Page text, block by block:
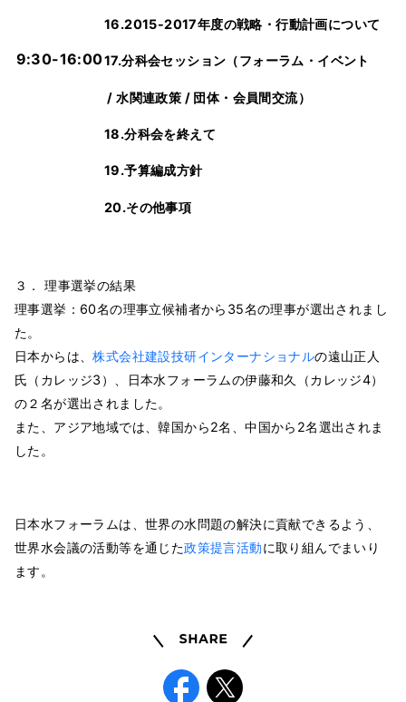
9:30-16:00
16.2015-2017年度の戦略・行動計画について
17.分科会セッション（フォーラム・イベント
/ 水関連政策 / 団体・会員間交流）
18.分科会を終えて
19.予算編成方針
20.その他事項
３． 理事選挙の結果
理事選挙：60名の理事立候補者から35名の理事が選出されまし
た。
日本からは、株式会社建設技研インターナショナルの遠山正人
氏（カレッジ3）、日本水フォーラムの伊藤和久（カレッジ4）
の２名が選出されました。
また、アジア地域では、韓国から2名、中国から2名選出されま
した。
日本水フォーラムは、世界の水問題の解決に貢献できるよう、
世界水会議の活動等を通じた政策提言活動に取り組んでまいり
ます。
Share